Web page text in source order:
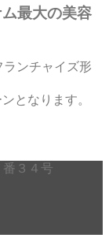
最大の美容
ランチャイズ形
となります。
番３４号